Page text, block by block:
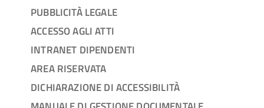
PUBBLICITÀ LEGALE
ACCESSO AGLI ATTI
INTRANET DIPENDENTI
AREA RISERVATA
DICHIARAZIONE DI ACCESSIBILITÀ